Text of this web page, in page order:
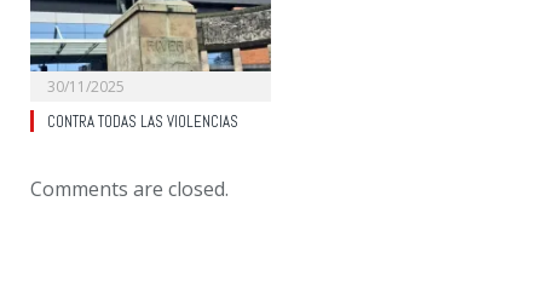
30/11/2025
CONTRA TODAS LAS VIOLENCIAS
Comments are closed.